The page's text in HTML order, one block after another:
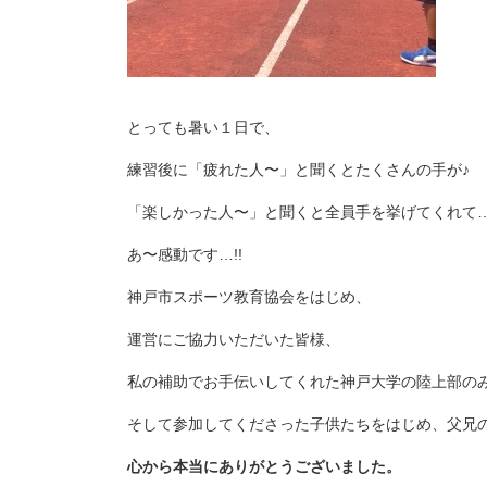
とっても暑い１日で、
練習後に「疲れた人〜」と聞くとたくさんの手が♪
「楽しかった人〜」と聞くと全員手を挙げてくれて…
あ〜感動です…!!
神戸市スポーツ教育協会をはじめ、
運営にご協力いただいた皆様、
私の補助でお手伝いしてくれた神戸大学の陸上部の
そして参加してくださった子供たちをはじめ、父兄
心から本当にありがとうございました。